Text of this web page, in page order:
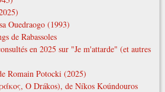
Ouedraogo (1993)
de Rabassoles
en 2025 sur "Je m'attarde" (et autres
Romain Potocki (2025)
O Drákos), de Níkos Koúndouros